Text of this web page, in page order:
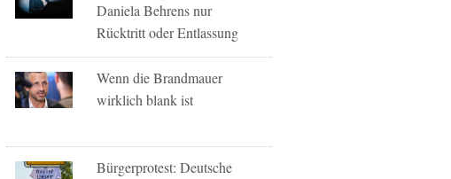
Daniela Behrens nur
Rücktritt oder Entlassung
Wenn die Brandmauer
wirklich blank ist
Bürgerprotest: Deutsche